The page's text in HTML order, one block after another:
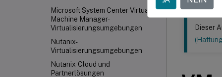
Microsoft System Center Virtual
Machine Manager-
Virtualisierungsumgebungen
Nutanix-
Virtualisierungsumgebungen
Nutanix-Cloud und
Partnerlösungen
Dieser